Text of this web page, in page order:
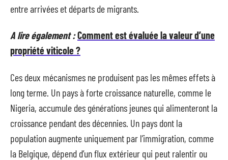
entre arrivées et départs de migrants.
A lire également :Comment est évaluée la valeur d’une
propriété viticole ?
Ces deux mécanismes ne produisent pas les mêmes effets à
long terme. Un pays à forte croissance naturelle, comme le
Nigeria, accumule des générations jeunes qui alimenteront la
croissance pendant des décennies. Un pays dont la
population augmente uniquement par l’immigration, comme
la Belgique, dépend d’un flux extérieur qui peut ralentir ou